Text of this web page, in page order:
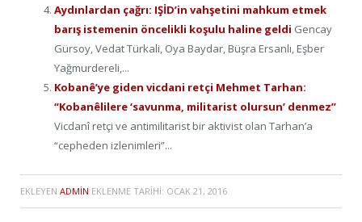
Aydınlardan çağrı: IŞİD’in vahşetini mahkum etmek
barış istemenin öncelikli koşulu haline geldi Gencay
Gürsoy, Vedat Türkali, Oya Baydar, Büşra Ersanlı, Eşber
Yağmurdereli,...
Kobanê’ye giden vicdani retçi Mehmet Tarhan:
“Kobanêlilere ‘savunma, militarist olursun’ denmez”
Vicdanî retçi ve antimilitarist bir aktivist olan Tarhan’a
“cepheden izlenimleri”...
EKLEYEN ADMIN EKLENME TARIHI: OCAK 21, 2016